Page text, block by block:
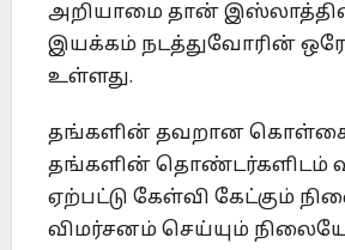
அறியாமை தான்
இயக்கம் நடத்துவோரின்
உள்ளது.
தங்களின் தவறான கொள்கை
தங்களின் தொண்டர்களிடம்
ஏற்பட்டு கேள்வி கேட்கும்
விமர்சனம் செய்யும்